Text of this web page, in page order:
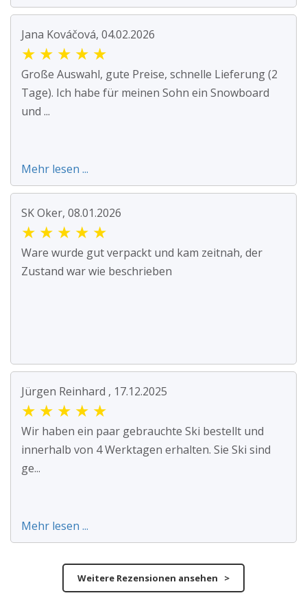
Jana Kováčová, 04.02.2026
★ ★ ★ ★ ★
Große Auswahl, gute Preise, schnelle Lieferung (2
Tage). Ich habe für meinen Sohn ein Snowboard
und ...
Mehr lesen ...
SK Oker, 08.01.2026
★ ★ ★ ★ ★
Ware wurde gut verpackt und kam zeitnah, der
Zustand war wie beschrieben
Jürgen Reinhard , 17.12.2025
★ ★ ★ ★ ★
Wir haben ein paar gebrauchte Ski bestellt und
innerhalb von 4 Werktagen erhalten. Sie Ski sind
ge...
Mehr lesen ...
Weitere Rezensionen ansehen >